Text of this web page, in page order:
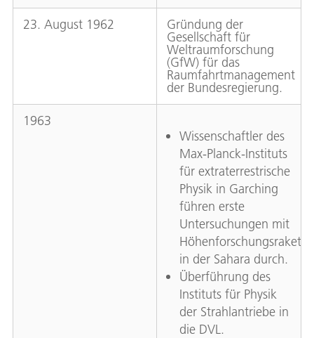
23. August 1962 Gründung der
Gesellschaft für
Weltraumforschung
(GfW) für das
Raumfahrtmanagement
der Bundesregierung.
1963
Wissenschaftler des
Max-Planck-Instituts
für extraterrestrische
Physik in Garching
führen erste
Untersuchungen mit
Höhenforschungsraketen
in der Sahara durch.
Überführung des
Instituts für Physik
der Strahlantriebe in
die DVL.